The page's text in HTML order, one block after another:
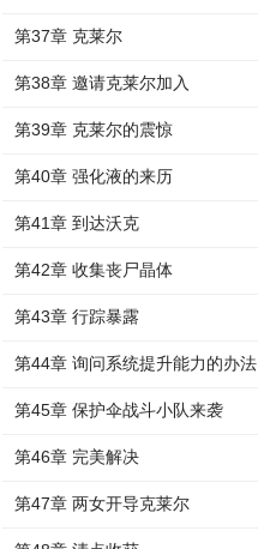
第37章 克莱尔
第38章 邀请克莱尔加入
第39章 克莱尔的震惊
第40章 强化液的来历
第41章 到达沃克
第42章 收集丧尸晶体
第43章 行踪暴露
第44章 询问系统提升能力的办法
第45章 保护伞战斗小队来袭
第46章 完美解决
第47章 两女开导克莱尔